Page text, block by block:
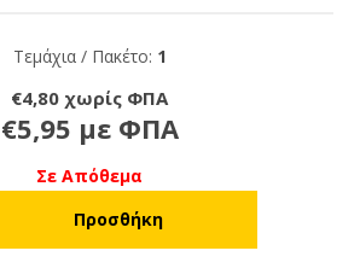
Τεμάχια / Πακέτο: 1
€4,80 χωρίς ΦΠΑ
€5,95 με ΦΠΑ
Σε Απόθεμα